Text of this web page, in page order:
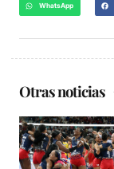
WhatsApp
Otras noticias